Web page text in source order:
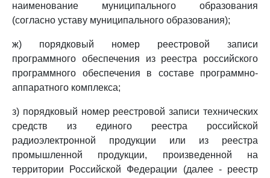
наименование муниципального образования
(согласно уставу муниципального образования);
ж) порядковый номер реестровой записи
программного обеспечения из реестра российского
программного обеспечения в составе программно-
аппаратного комплекса;
з) порядковый номер реестровой записи технических
средств из единого реестра российской
радиоэлектронной продукции или из реестра
промышленной продукции, произведенной на
территории Российской Федерации (далее - реестр